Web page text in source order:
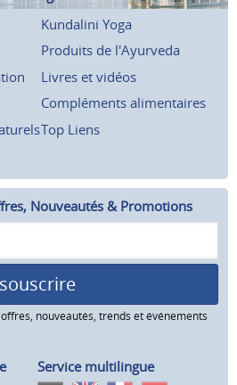
Kundalini Yoga
Produits de l'Ayurveda
Livres et vidéos
Compléments alimentaires
Top Liens
Nouveautés & Promotions
souscrire
nouveautés, trends et événements
Service multilingue